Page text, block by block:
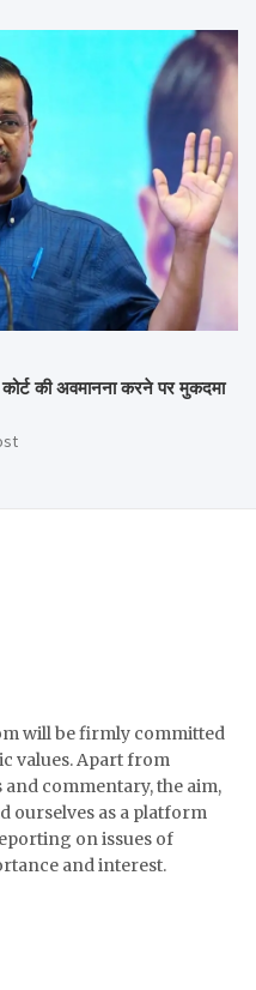
की अवमानना करने पर मुकदमा
will be firmly committed
values. Apart from
commentary, the aim,
ourselves as a platform
on issues of
and interest.